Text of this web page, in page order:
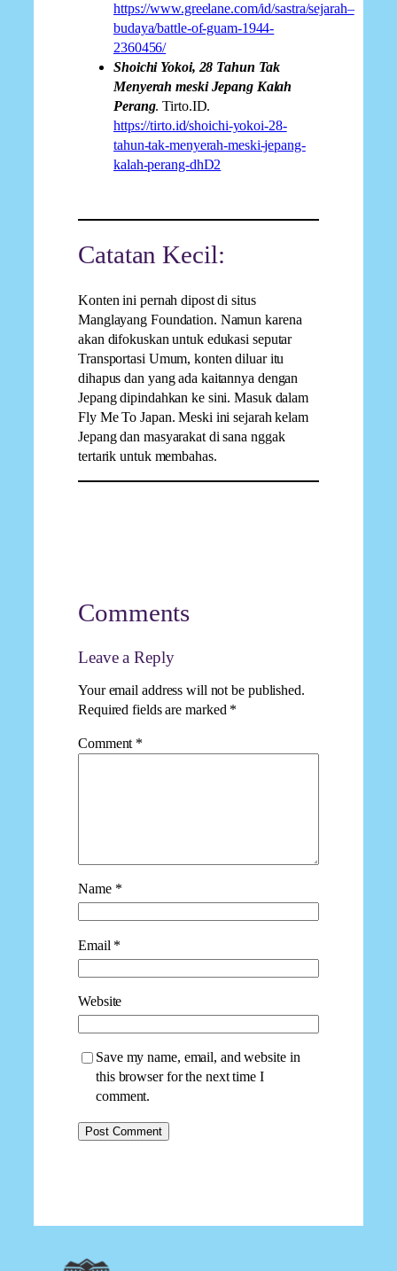
https://www.greelane.com/id/sastra/sejarah–
budaya/battle-of-guam-1944-
2360456/
Shoichi Yokoi, 28 Tahun Tak
Menyerah meski Jepang Kalah
Perang. Tirto.ID.
https://tirto.id/shoichi-yokoi-28-
tahun-tak-menyerah-meski-jepang-
kalah-perang-dhD2
Catatan Kecil:
Konten ini pernah dipost di situs
Manglayang Foundation. Namun karena
akan difokuskan untuk edukasi seputar
Transportasi Umum, konten diluar itu
dihapus dan yang ada kaitannya dengan
Jepang dipindahkan ke sini. Masuk dalam
Fly Me To Japan. Meski ini sejarah kelam
Jepang dan masyarakat di sana nggak
tertarik untuk membahas.
Comments
Leave a Reply
Your email address will not be published.
Required fields are marked *
Comment *
Name *
Email *
Website
Save my name, email, and website in
this browser for the next time I
comment.